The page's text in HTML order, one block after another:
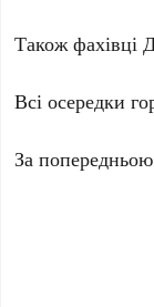
Також фахівці
Всі осередки
За